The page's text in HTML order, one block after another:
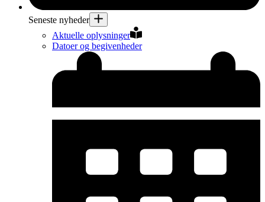
Seneste nyheder
Aktuelle oplysninger
Datoer og begivenheder